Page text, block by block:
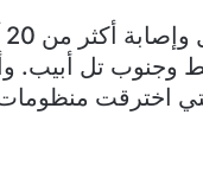
وجنوب تل أبيب.
اخترقت منظومات